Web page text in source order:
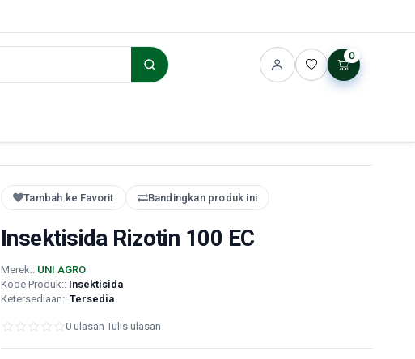
0
Tambah ke Favorit Bandingkan produk ini
Insektisida Rizotin 100 EC
Merek:: UNI AGRO
Kode Produk:: Insektisida
Ketersediaan:: Tersedia
0 ulasan Tulis ulasan